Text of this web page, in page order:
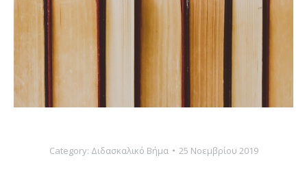
Category: Διδασκαλικό Βήμα 25 Νοεμβρίου 2019